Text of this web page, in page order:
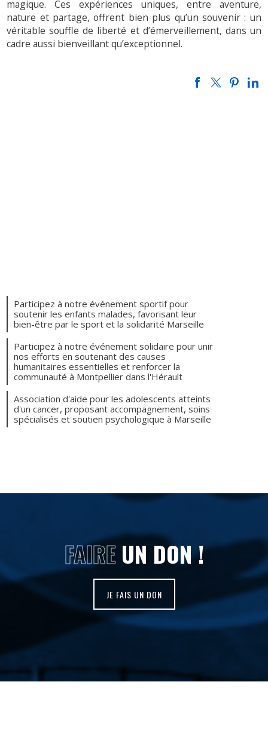
magique. Ces expériences uniques, entre aventure,
nature et partage, offrent bien plus qu’un souvenir : un
véritable souffle de liberté et d’émerveillement, dans un
cadre aussi bienveillant qu’exceptionnel.
Participez à notre événement sportif pour
soutenir les enfants malades, favorisant leur
bien-être par le sport et la solidarité Marseille
Participez à notre événement solidaire pour unir
nos efforts en soutenant des causes
humanitaires essentielles et renforcer la
communauté à Montpellier dans l'Hérault
Association d'aide pour les adolescents atteints
d'un cancer, proposant accompagnement, soins
spécialisés et soutien psychologique à Marseille
FAIREUN DON !
JE FAIS UN DON